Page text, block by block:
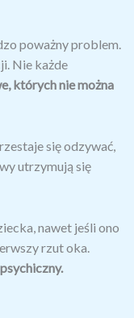
poważny problem.
Nie każde
których nie można
się odzywać,
utrzymują się
nawet jeśli ono
rzut oka.